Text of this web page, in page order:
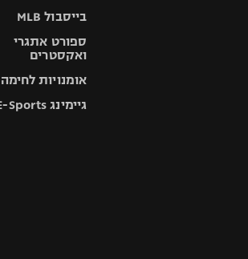
בייסבול MLB
ספורט אתגרי
ואקסטרים
אומנויות לחימה
גיימינג E-Sports